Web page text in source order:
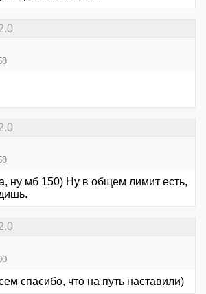
ну мб 150) Ну в общем лимит есть,
спасибо, что на путь наставили)